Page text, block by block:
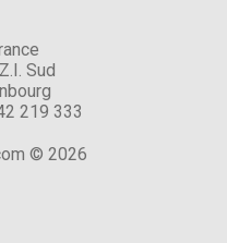
Sud
219 333
© 2026